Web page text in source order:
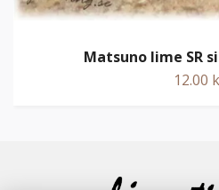
Matsuno lime SR
12.00